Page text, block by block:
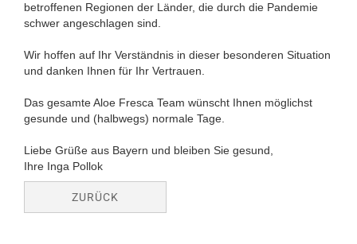
betroffenen Regionen der Länder, die durch die Pandemie
schwer angeschlagen sind.
Wir hoffen auf Ihr Verständnis in dieser besonderen Situation
und danken Ihnen für Ihr Vertrauen.
Das gesamte Aloe Fresca Team wünscht Ihnen möglichst
gesunde und (halbwegs) normale Tage.
Liebe Grüße aus Bayern und bleiben Sie gesund,
Ihre Inga Pollok
ZURÜCK